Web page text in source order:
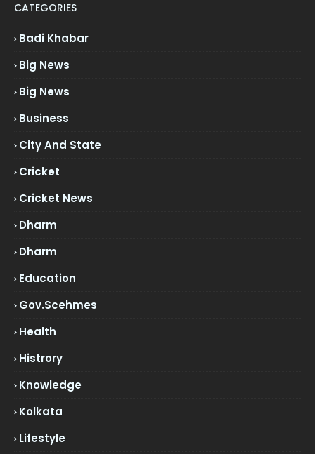
CATEGORIES
Badi Khabar
Big News
Big News
Business
City And State
Cricket
Cricket News
Dharm
Dharm
Education
Gov.scehmes
Health
Histrory
Knowledge
Kolkata
Lifestyle